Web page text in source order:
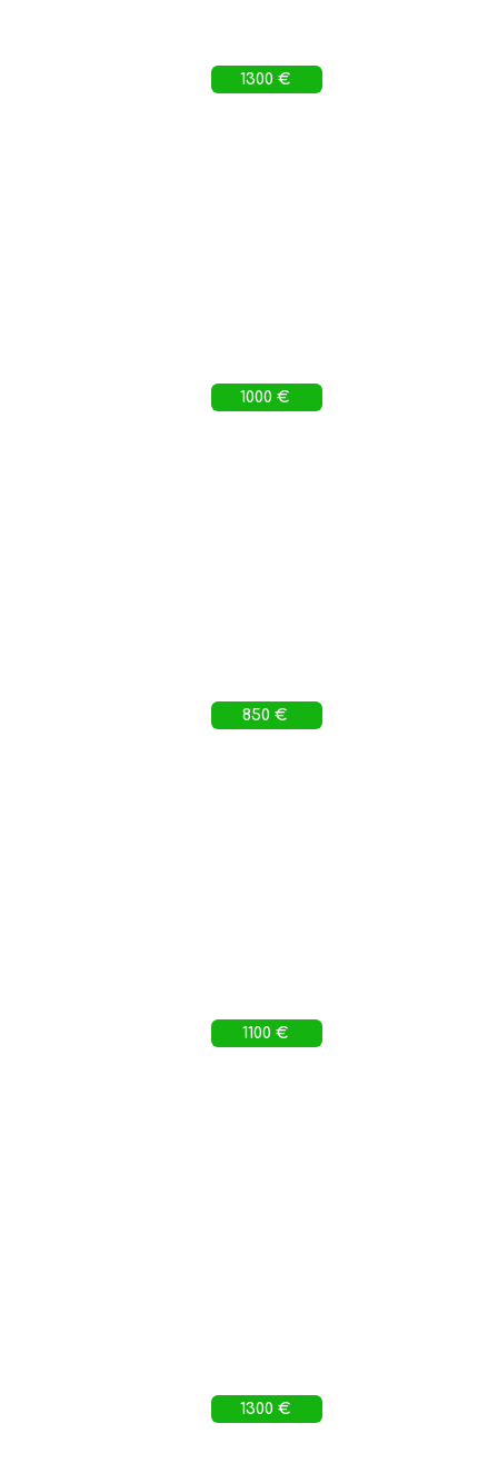
1300 €
1100 €
1000 €
850 €
1300 €